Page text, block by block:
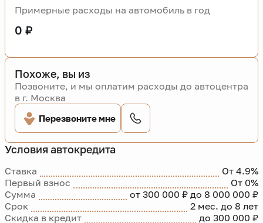
Условия автокредита
Ставка
От 4.9%
Первый взнос
От 0%
Сумма
от 300 000 ₽ до 8 000 000 ₽
Срок
2 мес. до 8 лет
Скидка в кредит
до 300 000 ₽
Примерные расходы на автомобиль в год
0 ₽
Похоже, вы из
Позвоните, и мы оплатим расходы до автоцентра
в г. Москва
Перезвоните мне